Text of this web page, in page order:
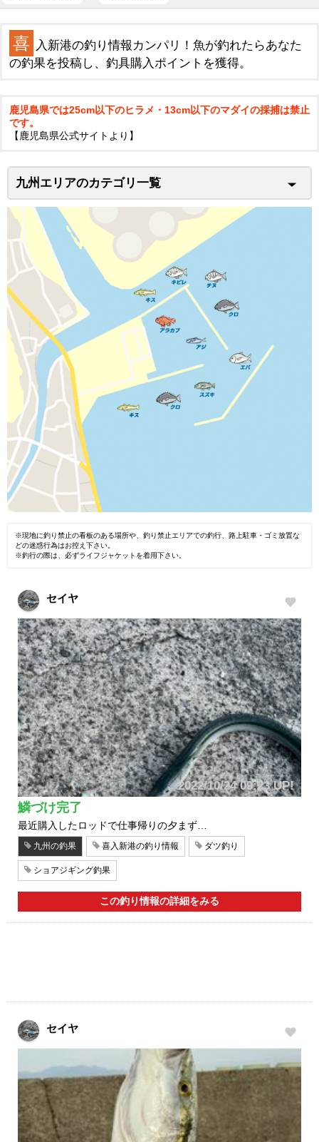
喜 入新港の釣り情報カンパリ！魚が釣れたらあなた
の釣果を投稿し、釣具購入ポイントを獲得。
鹿児島県では25cm以下のヒラメ・13cm以下のマダイの採捕は禁止
です。
【鹿児島県公式サイトより】
九州エリアのカテゴリ一覧
※現地に釣り禁止の看板のある場所や、釣り禁止エリアでの釣行、路上駐車・ゴミ放置な
どの迷惑行為はお控え下さい。
※釣行の際は、必ずライフジャケットを着用下さい。
セイヤ
2022/10/24 09:23 UP!
鱗づけ完了
最近購入したロッドで仕事帰りの夕まず…
九州の釣果 喜入新港の釣り情報 ダツ釣り
ショアジギング釣果
この釣り情報の詳細をみる
セイヤ